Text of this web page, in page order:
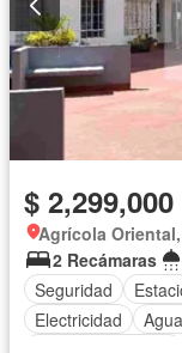
$
Agrícola
2 Recámaras
Seguridad
Electricidad
Agua